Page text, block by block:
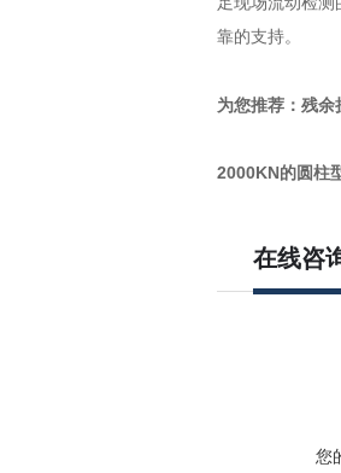
靠的支持。
为您推荐：残
2000KN的圆柱
在线咨
您